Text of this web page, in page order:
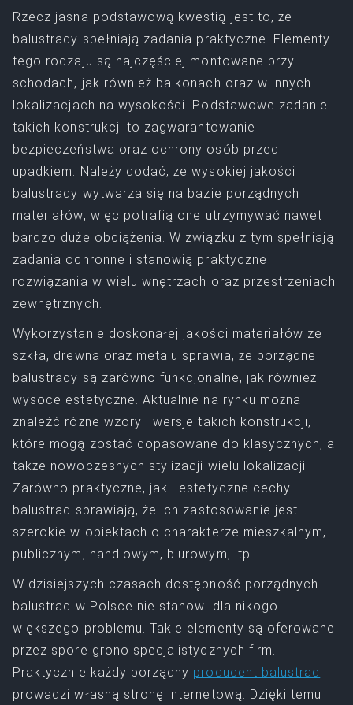
Rzecz jasna podstawową kwestią jest to, że
balustrady spełniają zadania praktyczne. Elementy
tego rodzaju są najczęściej montowane przy
schodach, jak również balkonach oraz w innych
lokalizacjach na wysokości. Podstawowe zadanie
takich konstrukcji to zagwarantowanie
bezpieczeństwa oraz ochrony osób przed
upadkiem. Należy dodać, że wysokiej jakości
balustrady wytwarza się na bazie porządnych
materiałów, więc potrafią one utrzymywać nawet
bardzo duże obciążenia. W związku z tym spełniają
zadania ochronne i stanowią praktyczne
rozwiązania w wielu wnętrzach oraz przestrzeniach
zewnętrznych.
Wykorzystanie doskonałej jakości materiałów ze
szkła, drewna oraz metalu sprawia, że porządne
balustrady są zarówno funkcjonalne, jak również
wysoce estetyczne. Aktualnie na rynku można
znaleźć różne wzory i wersje takich konstrukcji,
które mogą zostać dopasowane do klasycznych, a
także nowoczesnych stylizacji wielu lokalizacji.
Zarówno praktyczne, jak i estetyczne cechy
balustrad sprawiają, że ich zastosowanie jest
szerokie w obiektach o charakterze mieszkalnym,
publicznym, handlowym, biurowym, itp.
W dzisiejszych czasach dostępność porządnych
balustrad w Polsce nie stanowi dla nikogo
większego problemu. Takie elementy są oferowane
przez spore grono specjalistycznych firm.
Praktycznie każdy porządny producent balustrad
prowadzi własną stronę internetową. Dzięki temu